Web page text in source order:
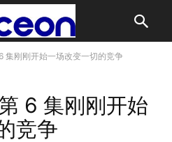
集刚刚开始一场改变一切的竞争
6 集刚刚开始
竞争